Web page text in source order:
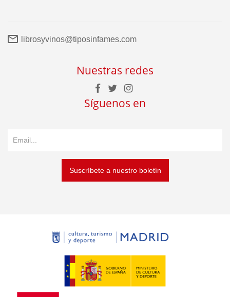
librosyvinos@tiposinfames.com
Nuestras redes
Síguenos en
Suscríbete a nuestro boletín